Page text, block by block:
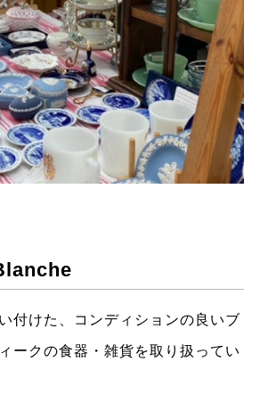
付けた、コンディションの良いブ
ークの食器・雑貨を取り扱ってい